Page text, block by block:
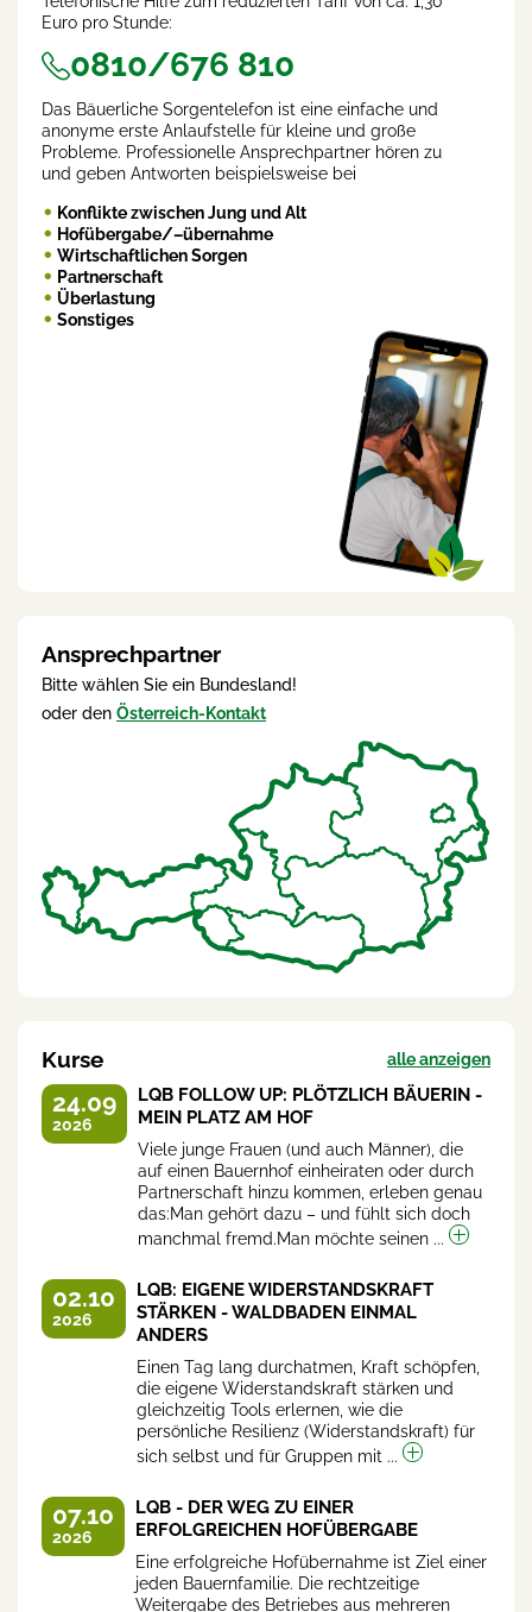
Euro pro Stunde:
0810/676 810
Das Bäuerliche Sorgentelefon ist eine einfache und
anonyme erste Anlaufstelle für kleine und große
Probleme. Professionelle Ansprechpartner hören zu
und geben Antworten beispielsweise bei
Konflikte zwischen Jung und Alt
Hofübergabe/–übernahme
Wirtschaftlichen Sorgen
Partnerschaft
Überlastung
Sonstiges
Ansprechpartner
Bitte wählen Sie ein Bundesland!
oder den Österreich-Kontakt
Kurse alle anzeigen
24.09
2026
LQB FOLLOW UP: PLÖTZLICH BÄUERIN -
MEIN PLATZ AM HOF
Viele junge Frauen (und auch Männer), die
auf einen Bauernhof einheiraten oder durch
Partnerschaft hinzu kommen, erleben genau
das:Man gehört dazu – und fühlt sich doch
manchmal fremd.Man möchte seinen ...
02.10
2026
LQB: EIGENE WIDERSTANDSKRAFT
STÄRKEN - WALDBADEN EINMAL
ANDERS
Einen Tag lang durchatmen, Kraft schöpfen,
die eigene Widerstandskraft stärken und
gleichzeitig Tools erlernen, wie die
persönliche Resilienz (Widerstandskraft) für
sich selbst und für Gruppen mit ...
07.10
2026
LQB - DER WEG ZU EINER
ERFOLGREICHEN HOFÜBERGABE
Eine erfolgreiche Hofübernahme ist Ziel einer
jeden Bauernfamilie. Die rechtzeitige
Weitergabe des Betriebes aus mehreren